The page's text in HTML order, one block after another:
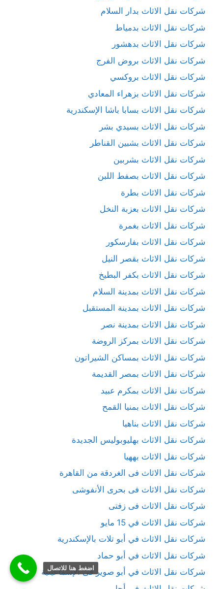
شركات نقل الاثاث بدار السلام
شركات نقل الاثاث بدمياط
شركات نقل الاثاث بدهشور
شركات نقل الاثاث بروض الفرج
شركات نقل الاثاث بروكسي
شركات نقل الاثاث بزهراء المعادي
شركات نقل الاثاث بسابا باشا الإسكندرية
شركات نقل الاثاث بسيدي بشر
شركات نقل الاثاث بشبين القناطر
شركات نقل الاثاث بشربين
شركات نقل الاثاث بصفط اللبن
شركات نقل الاثاث بطرة
شركات نقل الاثاث بعزبة النخل
شركات نقل الاثاث بغمرة
شركات نقل الاثاث بفارسكور
شركات نقل الاثاث بقصر النيل
شركات نقل الاثاث بكفر البطيخ
شركات نقل الاثاث بمدينة السلام
شركات نقل الاثاث بمدينة المستقبل
شركات نقل الاثاث بمدينة نصر
شركات نقل الاثاث بمركز الروضة
شركات نقل الاثاث بمساكن الشيراتون
شركات نقل الاثاث بمصر القديمة
شركات نقل الاثاث بمكرم عبيد
شركات نقل الاثاث بمنيا القمح
شركات نقل الاثاث بناهيا
شركات نقل الاثاث بهليوبوليس الجديدة
شركات نقل الاثاث بههيا
شركات نقل الاثاث فى الغردقة من القاهرة
شركات نقل الاثاث فى بحرى الأنفوشى
شركات نقل الاثاث فى زفتى
شركات نقل الاثاث في 15 مايو
شركات نقل الاثاث في أبو تلات بالإسكندرية
شركات نقل الاثاث في أبو حماد
شركات نقل الاثاث في أبو صوير فى الإسماعيلية
اضغط هنا للاتصال